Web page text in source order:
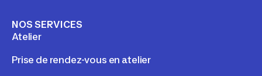
NOS SERVICES
Atelier
Prise de rendez-vous en atelier